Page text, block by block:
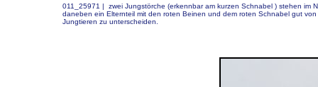
011_25971 |
zwei Jungstörche (erkennbar am kurzen Schnabel ) stehen im
daneben ein Elternteil mit den roten Beinen und dem roten Schnabel gut von
Jungtieren zu unterscheiden.